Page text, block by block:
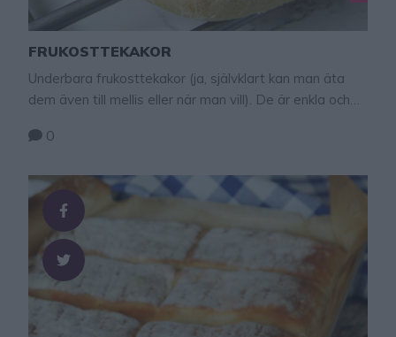
FRUKOSTTEKAKOR
Underbara frukosttekakor (ja, självklart kan man äta
dem även till mellis eller när man vill). De är enkla och
istället så blir innanmätet i brödet något mjukare.
sorterna är lika goda, men på olika sätt. Frukosttekakor
0